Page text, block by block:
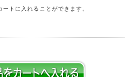
トに入れることができます。